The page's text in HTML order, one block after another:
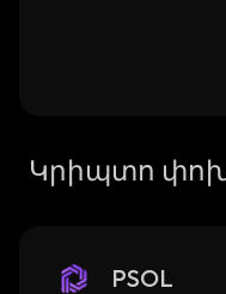
Կրիպտո
PSOL